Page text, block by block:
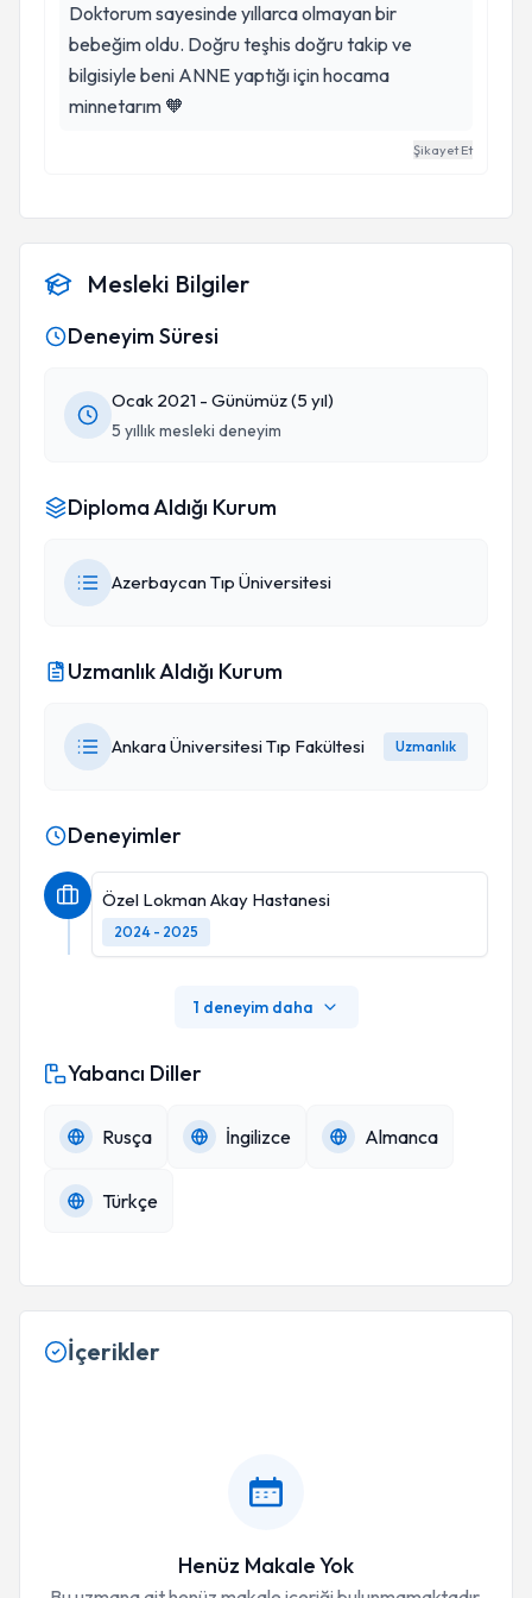
Doktorum sayesinde yıllarca olmayan bir
bebeğim oldu. Doğru teşhis doğru takip ve
bilgisiyle beni ANNE yaptığı için hocama
minnetarım 🧡
Şikayet Et
Mesleki Bilgiler
Deneyim Süresi
Ocak 2021 - Günümüz (5 yıl)
5 yıllık mesleki deneyim
Diploma Aldığı Kurum
Azerbaycan Tıp Üniversitesi
Uzmanlık Aldığı Kurum
Ankara Üniversitesi Tıp Fakültesi Uzmanlık
Deneyimler
Özel Lokman Akay Hastanesi
2024 - 2025
1 deneyim daha
Yabancı Diller
Rusça İngilizce Almanca
Türkçe
İçerikler
Henüz Makale Yok